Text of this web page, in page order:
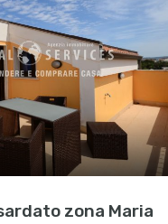
zona Maria